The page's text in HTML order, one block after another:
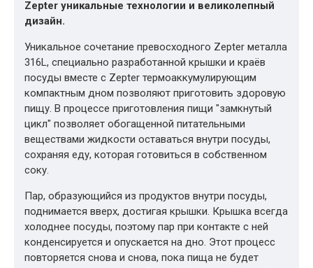
Zepter уникальные технологии и великолепный
дизайн.
Уникальное сочетание превосходного Zepter металла
316L, специально разработанной крышки и краёв
посуды вместе с Zepter термоаккумулирующим
компактным дном позволяют приготовить здоровую
пищу. В процессе приготовления пищи "замкнутый
цикл" позволяет обогащенной питательными
веществами жидкости оставаться внутри посуды,
сохраняя еду, которая готовиться в собственном
соку.
Пар, образующийся из продуктов внутри посуды,
поднимается вверх, достигая крышки. Крышка всегда
холоднее посуды, поэтому пар при контакте с ней
конденсируется и опускается на дно. Этот процесс
повторяется снова и снова, пока пища не будет